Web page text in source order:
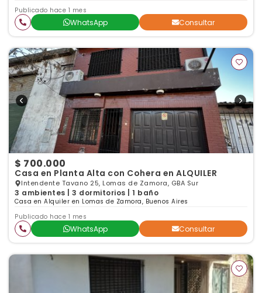
Publicado hace 1 mes
WhatsApp Consultar
$ 700.000
Casa en Planta Alta con Cohera en ALQUILER
Intendente Tavano 25, Lomas de Zamora, GBA Sur
3 ambientes | 3 dormitorios | 1 baño
Casa en Alquiler en Lomas de Zamora, Buenos Aires
Publicado hace 1 mes
WhatsApp Consultar